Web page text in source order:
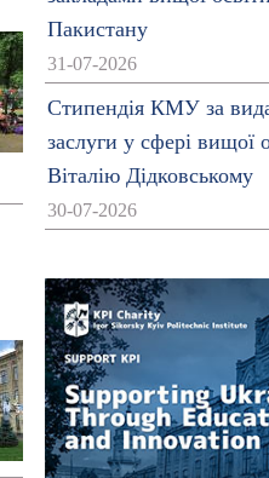
Пакистану
31-07-2026
Стипендія КМУ за
заслуги у сфері вищої
Віталію Дідковському
30-07-2026